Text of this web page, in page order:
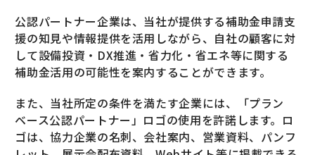
公認パートナー企業は、当社が提供する補助金申請支
援の知見や情報提供を活用しながら、自社の顧客に対
して設備投資・DX推進・省力化・省エネ等に関する
補助金活用の可能性を案内することができます。
また、当社所定の条件を満たす企業には、「プラン
ベース公認パートナー」ロゴの使用を許諾します。ロ
ゴは、協力企業の名刺、会社案内、営業資料、パンフ